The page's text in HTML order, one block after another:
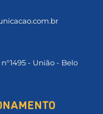
- União - Belo